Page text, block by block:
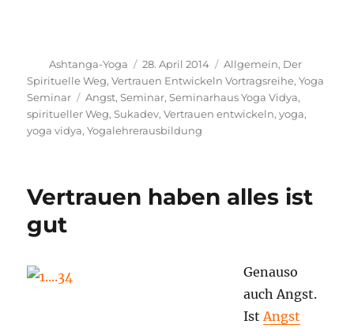
Autor
Ashtanga-Yoga
Veröffentlicht
am
28. April 2014 Kategorien
Allgemein, Der
Spirituelle Weg,Vertrauen Entwickeln Vortragsreihe,Yoga
Seminar
Schlagwörter
Angst,Seminar,Seminarhaus Yoga Vidya,
spiritueller Weg,Sukadev,Vertrauen entwickeln,yoga,
yoga vidya,Yogalehrerausbildung
Vertrauen haben alles ist
gut
Genauso
auch Angst.
IstAngst